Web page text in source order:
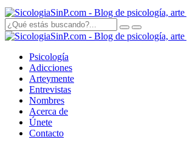
Psicología
Adicciones
Arteymente
Entrevistas
Nombres
Acerca de
Únete
Contacto